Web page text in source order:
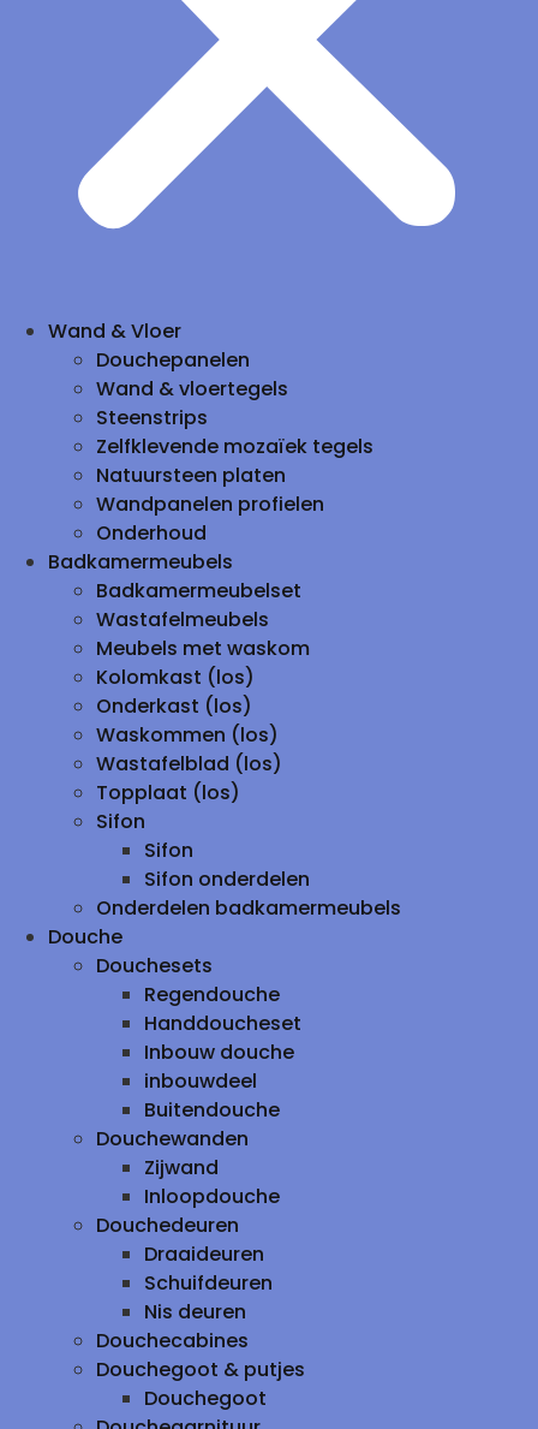
Wand & Vloer
Douchepanelen
Wand & vloertegels
Steenstrips
Zelfklevende mozaïek tegels
Natuursteen platen
Wandpanelen profielen
Onderhoud
Badkamermeubels
Badkamermeubelset
Wastafelmeubels
Meubels met waskom
Kolomkast (los)
Onderkast (los)
Waskommen (los)
Wastafelblad (los)
Topplaat (los)
Sifon
Sifon
Sifon onderdelen
Onderdelen badkamermeubels
Douche
Douchesets
Regendouche
Handdoucheset
Inbouw douche
inbouwdeel
Buitendouche
Douchewanden
Zijwand
Inloopdouche
Douchedeuren
Draaideuren
Schuifdeuren
Nis deuren
Douchecabines
Douchegoot & putjes
Douchegoot